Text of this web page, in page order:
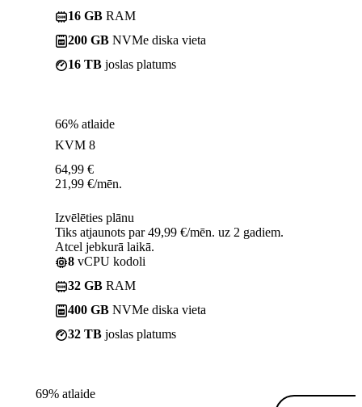
16 GB RAM
200 GB NVMe diska vieta
16 TB joslas platums
66% atlaide
KVM 8
64,99 €
21,99 €/mēn.
Izvēlēties plānu
Tiks atjaunots par 49,99 €/mēn. uz 2 gadiem.
Atcel jebkurā laikā.
8 vCPU kodoli
32 GB RAM
400 GB NVMe diska vieta
32 TB joslas platums
69% atlaide